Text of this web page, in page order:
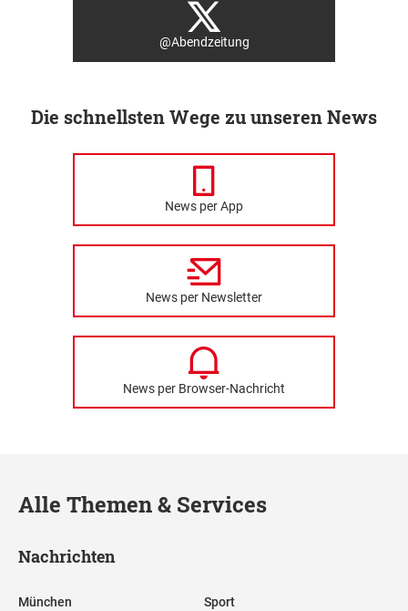
@Abendzeitung
Die schnellsten Wege zu unseren News
News per App
News per Newsletter
News per Browser-Nachricht
Alle Themen & Services
Nachrichten
München Sport